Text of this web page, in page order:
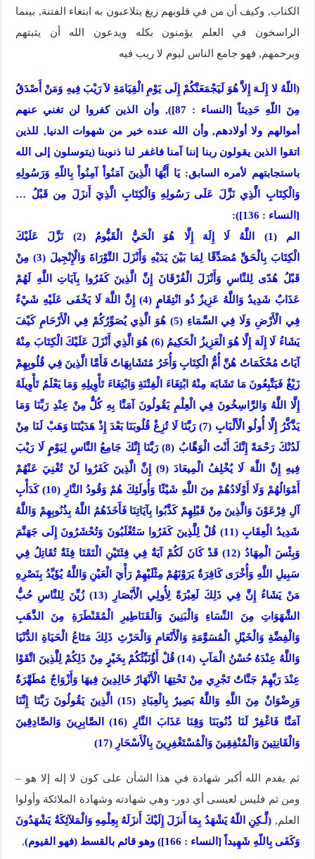
الكتاب, وكيف أن من في قلوبهم زيغ يتلاعبون به ابتغاء الفتنة, بينما
الراسخون في العلم يؤمنون بكله ويدعون الله أن يثبتهم
ويرحمهم, فهو جامع الناس ليوم لا ريب فيه
(اللّهُ لا إِلَـهَ إِلاَّ هُوَ لَيَجْمَعَنَّكُمْ إِلَى يَوْمِ الْقِيَامَةِ لاَ رَيْبَ فِيهِ وَمَنْ أَصْدَقُ
مِنَ اللّهِ حَدِيثاً [النساء : 87]), وأن الذين كفروا لن تغني عنهم
أموالهم ولا أولادهم, وأن الله عنده خير من شهوات الدنيا, للذين
اتقوا الذين يقولون ربنا إننا آمنا فاغفر لنا ذنوبنا (يتوسلون إلى الله
باستجابتهم لأمره السابق: يَا أَيُّهَا الَّذِينَ آمَنُواْ آمِنُواْ بِاللّهِ وَرَسُولِهِ
وَالْكِتَابِ الَّذِي نَزَّلَ عَلَى رَسُولِهِ وَالْكِتَابِ الَّذِيَ أَنزَلَ مِن قَبْلُ …
[النساء : 136]):
الم (1) اللَّهُ لَا إِلَهَ إِلَّا هُوَ الْحَيُّ الْقَيُّومُ (2) نَزَّلَ عَلَيْكَ
الْكِتَابَ بِالْحَقِّ مُصَدِّقًا لِمَا بَيْنَ يَدَيْهِ وَأَنْزَلَ التَّوْرَاةَ وَالْإِنْجِيلَ (3) مِنْ
قَبْلُ هُدًى لِلنَّاسِ وَأَنْزَلَ الْفُرْقَانَ إِنَّ الَّذِينَ كَفَرُوا بِآيَاتِ اللَّهِ لَهُمْ
عَذَابٌ شَدِيدٌ وَاللَّهُ عَزِيزٌ ذُو انْتِقَامٍ (4) إِنَّ اللَّهَ لَا يَخْفَى عَلَيْهِ شَيْءٌ
فِي الْأَرْضِ وَلَا فِي السَّمَاءِ (5) هُوَ الَّذِي يُصَوِّرُكُمْ فِي الْأَرْحَامِ كَيْفَ
يَشَاءُ لَا إِلَهَ إِلَّا هُوَ الْعَزِيزُ الْحَكِيمُ (6) هُوَ الَّذِي أَنْزَلَ عَلَيْكَ الْكِتَابَ مِنْهُ
آيَاتٌ مُحْكَمَاتٌ هُنَّ أُمُّ الْكِتَابِ وَأُخَرُ مُتَشَابِهَاتٌ فَأَمَّا الَّذِينَ فِي قُلُوبِهِمْ
زَيْغٌ فَيَتَّبِعُونَ مَا تَشَابَهَ مِنْهُ ابْتِغَاءَ الْفِتْنَةِ وَابْتِغَاءَ تَأْوِيلِهِ وَمَا يَعْلَمُ تَأْوِيلَهُ
إِلَّا اللَّهُ وَالرَّاسِخُونَ فِي الْعِلْمِ يَقُولُونَ آمَنَّا بِهِ كُلٌّ مِنْ عِنْدِ رَبِّنَا وَمَا
يَذَّكَّرُ إِلَّا أُولُو الْأَلْبَابِ (7) رَبَّنَا لَا تُزِغْ قُلُوبَنَا بَعْدَ إِذْ هَدَيْتَنَا وَهَبْ لَنَا مِنْ
لَدُنْكَ رَحْمَةً إِنَّكَ أَنْتَ الْوَهَّابُ (8) رَبَّنَا إِنَّكَ جَامِعُ النَّاسِ لِيَوْمٍ لَا رَيْبَ
فِيهِ إِنَّ اللَّهَ لَا يُخْلِفُ الْمِيعَادَ (9) إِنَّ الَّذِينَ كَفَرُوا لَنْ تُغْنِيَ عَنْهُمْ
أَمْوَالُهُمْ وَلَا أَوْلَادُهُمْ مِنَ اللَّهِ شَيْئًا وَأُولَئِكَ هُمْ وَقُودُ النَّارِ (10) كَدَأْبِ
آلِ فِرْعَوْنَ وَالَّذِينَ مِنْ قَبْلِهِمْ كَذَّبُوا بِآيَاتِنَا فَأَخَذَهُمُ اللَّهُ بِذُنُوبِهِمْ وَاللَّهُ
شَدِيدُ الْعِقَابِ (11) قُلْ لِلَّذِينَ كَفَرُوا سَتُغْلَبُونَ وَتُحْشَرُونَ إِلَى جَهَنَّمَ
وَبِئْسَ الْمِهَادُ (12) قَدْ كَانَ لَكُمْ آيَةٌ فِي فِئَتَيْنِ الْتَقَتَا فِئَةٌ تُقَاتِلُ فِي
سَبِيلِ اللَّهِ وَأُخْرَى كَافِرَةٌ يَرَوْنَهُمْ مِثْلَيْهِمْ رَأْيَ الْعَيْنِ وَاللَّهُ يُؤَيِّدُ بِنَصْرِهِ
مَنْ يَشَاءُ إِنَّ فِي ذَلِكَ لَعِبْرَةً لِأُولِي الْأَبْصَارِ (13) زُيِّنَ لِلنَّاسِ حُبُّ
الشَّهَوَاتِ مِنَ النِّسَاءِ وَالْبَنِينَ وَالْقَنَاطِيرِ الْمُقَنْطَرَةِ مِنَ الذَّهَبِ
وَالْفِضَّةِ وَالْخَيْلِ الْمُسَوَّمَةِ وَالْأَنْعَامِ وَالْحَرْثِ ذَلِكَ مَتَاعُ الْحَيَاةِ الدُّنْيَا
وَاللَّهُ عِنْدَهُ حُسْنُ الْمَآبِ (14) قُلْ أَؤُنَبِّئُكُمْ بِخَيْرٍ مِنْ ذَلِكُمْ لِلَّذِينَ اتَّقَوْا
عِنْدَ رَبِّهِمْ جَنَّاتٌ تَجْرِي مِنْ تَحْتِهَا الْأَنْهَارُ خَالِدِينَ فِيهَا وَأَزْوَاجٌ مُطَهَّرَةٌ
وَرِضْوَانٌ مِنَ اللَّهِ وَاللَّهُ بَصِيرٌ بِالْعِبَادِ (15) الَّذِينَ يَقُولُونَ رَبَّنَا إِنَّنَا
آمَنَّا فَاغْفِرْ لَنَا ذُنُوبَنَا وَقِنَا عَذَابَ النَّارِ (16) الصَّابِرِينَ وَالصَّادِقِينَ
وَالْقَانِتِينَ وَالْمُنْفِقِينَ وَالْمُسْتَغْفِرِينَ بِالْأَسْحَارِ (17)
ثم يقدم الله أكبر شهادة في هذا الشأن على كون لا إله إلا هو –
ومن ثم فليس لعيسى أي دور- وهي شهادته وشهادة الملائكة وأولوا
العلم, (لَّـكِنِ اللّهُ يَشْهَدُ بِمَا أَنزَلَ إِلَيْكَ أَنزَلَهُ بِعِلْمِهِ وَالْمَلآئِكَةُ يَشْهَدُونَ
وَكَفَى بِاللّهِ شَهِيداً [النساء : 166]) وهو قائم بالقسط (فهو القيوم)
,